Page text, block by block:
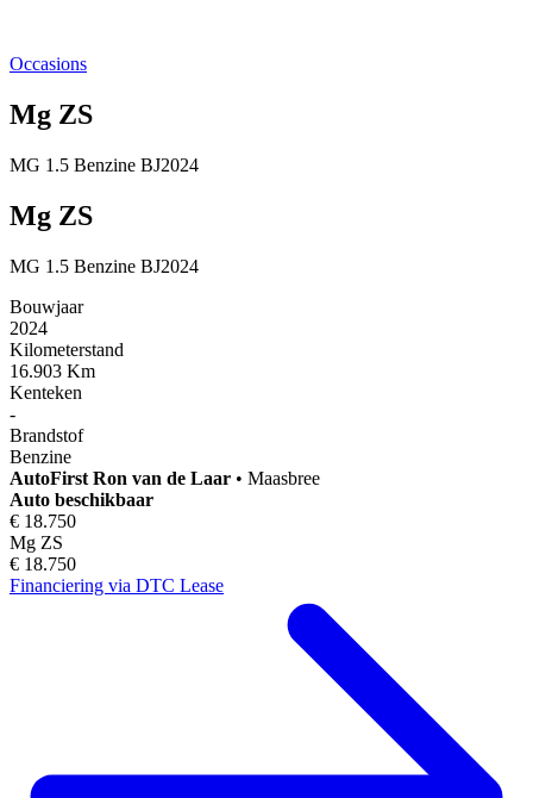
Occasions
Mg ZS
MG 1.5 Benzine BJ2024
Mg ZS
MG 1.5 Benzine BJ2024
Bouwjaar
2024
Kilometerstand
16.903 Km
Kenteken
-
Brandstof
Benzine
AutoFirst Ron van de Laar • Maasbree
Auto beschikbaar
€ 18.750
Mg ZS
€ 18.750
Financiering via DTC Lease